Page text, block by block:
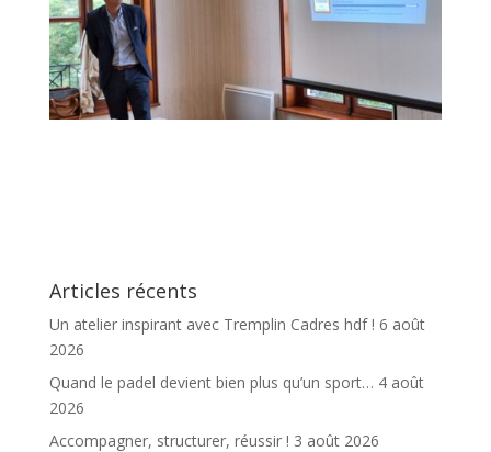
Articles récents
Un atelier inspirant avec Tremplin Cadres hdf ! 6 août
2026
Quand le padel devient bien plus qu’un sport… 4 août
2026
Accompagner, structurer, réussir ! 3 août 2026